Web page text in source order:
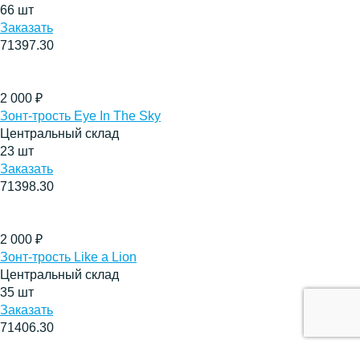
66 шт
Заказать
71397.30
2 000 ₽
Зонт-трость Eye In The Sky
Центральный склад
23 шт
Заказать
71398.30
2 000 ₽
Зонт-трость Like a Lion
Центральный склад
35 шт
Заказать
71406.30